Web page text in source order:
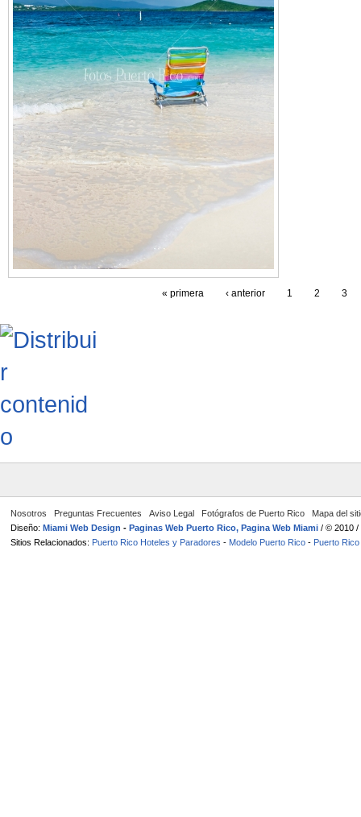
« primera ‹ anterior 1 2 3
Nosotros Preguntas Frecuentes Aviso Legal Fotógrafos de Puerto Rico
Mapa del
Diseño: Miami Web Design - Paginas Web Puerto Rico, Pagina Web Miami / © 2010 /
Sitios Relacionados: Puerto Rico Hoteles y Paradores - Modelo Puerto Rico - Puerto